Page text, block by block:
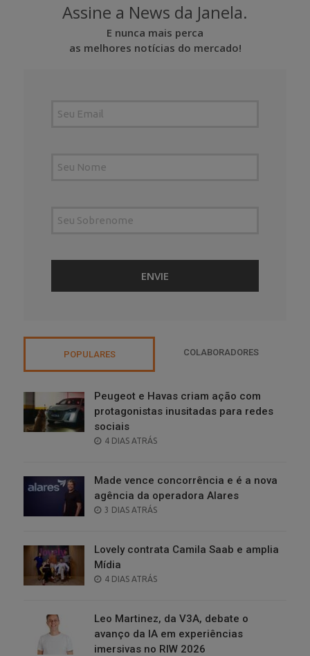
Assine a News da Janela.
E nunca mais perca
as melhores notícias do mercado!
POPULARES COLABORADORES
Peugeot e Havas criam ação com
protagonistas inusitadas para redes
sociais
POSTED
4 DIAS ATRÁS
Made vence concorrência e é a nova
agência da operadora Alares
POSTED
3 DIAS ATRÁS
Lovely contrata Camila Saab e amplia
Mídia
POSTED
4 DIAS ATRÁS
Leo Martinez, da V3A, debate o
avanço da IA em experiências
imersivas no RIW 2026